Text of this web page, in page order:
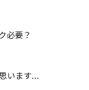
必要？
います…